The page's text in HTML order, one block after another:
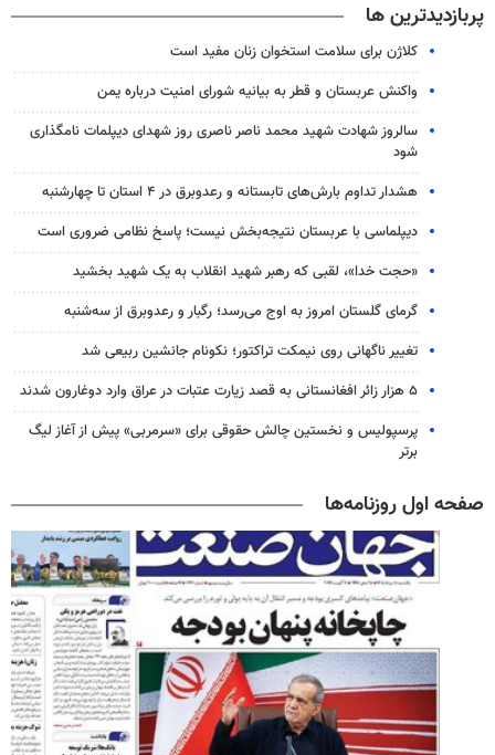
پربازدیدترین ها
کلاژن برای سلامت استخوان زنان مفید است
واکنش عربستان و قطر به بیانیه شورای امنیت درباره یمن
سالروز شهادت شهید محمد ناصر ناصری روز شهدای دیپلمات نامگذاری
شود
هشدار تداوم بارش‌های تابستانه و رعدوبرق در ۴ استان تا چهارشنبه
دیپلماسی با عربستان نتیجه‌بخش نیست؛ پاسخ نظامی ضروری است
«حجت خدا»، لقبی که رهبر شهید انقلاب به یک شهید بخشید
گرمای گلستان امروز به اوج می‌رسد؛ رگبار و رعدوبرق از سه‌شنبه
تغییر ناگهانی روی نیمکت تراکتور؛ نکونام جانشین ربیعی شد
۵ هزار زائر افغانستانی به قصد زیارت عتبات در عراق وارد دوغارون شدند
پرسپولیس و نخستین چالش حقوقی برای «سرمربی» پیش از آغاز لیگ
برتر
صفحه اول روزنامه‌ها